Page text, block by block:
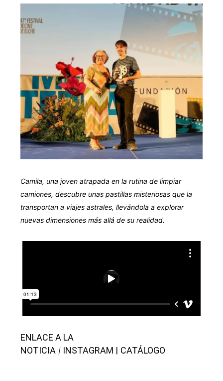
Camila, una joven atrapada en la rutina de limpiar
camiones, descubre unas pastillas misteriosas que la
transportan a viajes astrales, llevándola a explorar
nuevas dimensiones más allá de su realidad.
ENLACE A LA
NOTICIA | INSTAGRAM | CATÁLOGO